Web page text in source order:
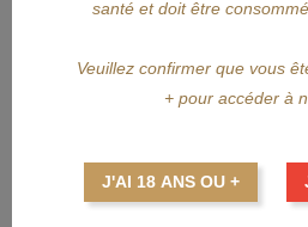
santé et doit être
Veuillez confirmer que vous
+ pour accéder à
J'AI 18 ANS OU +